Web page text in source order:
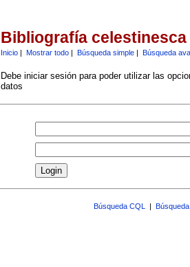
Bibliografía celestinesca
Inicio| Mostrar todo| Búsqueda simple| Búsqueda
Debe iniciar sesión para poder utilizar las
datos
Búsqueda CQL |